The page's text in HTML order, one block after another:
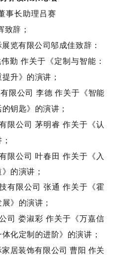
事长助理吕赛
致辞；
览有限公司邬成佳致辞：
勤 作关于《定制与智能：
升》的演讲；
限公司 李德 作关于《智能
钥匙》的演讲；
限公司 茅明睿 作关于《认
限公司 叶春田 作关于《入
的演讲；
有限公司 张通 作关于《霍
》的演讲；
司 娄淑彩 作关于《万嘉信
化定制的进阶》的演讲；
居装饰有限公司 曹阳 作关